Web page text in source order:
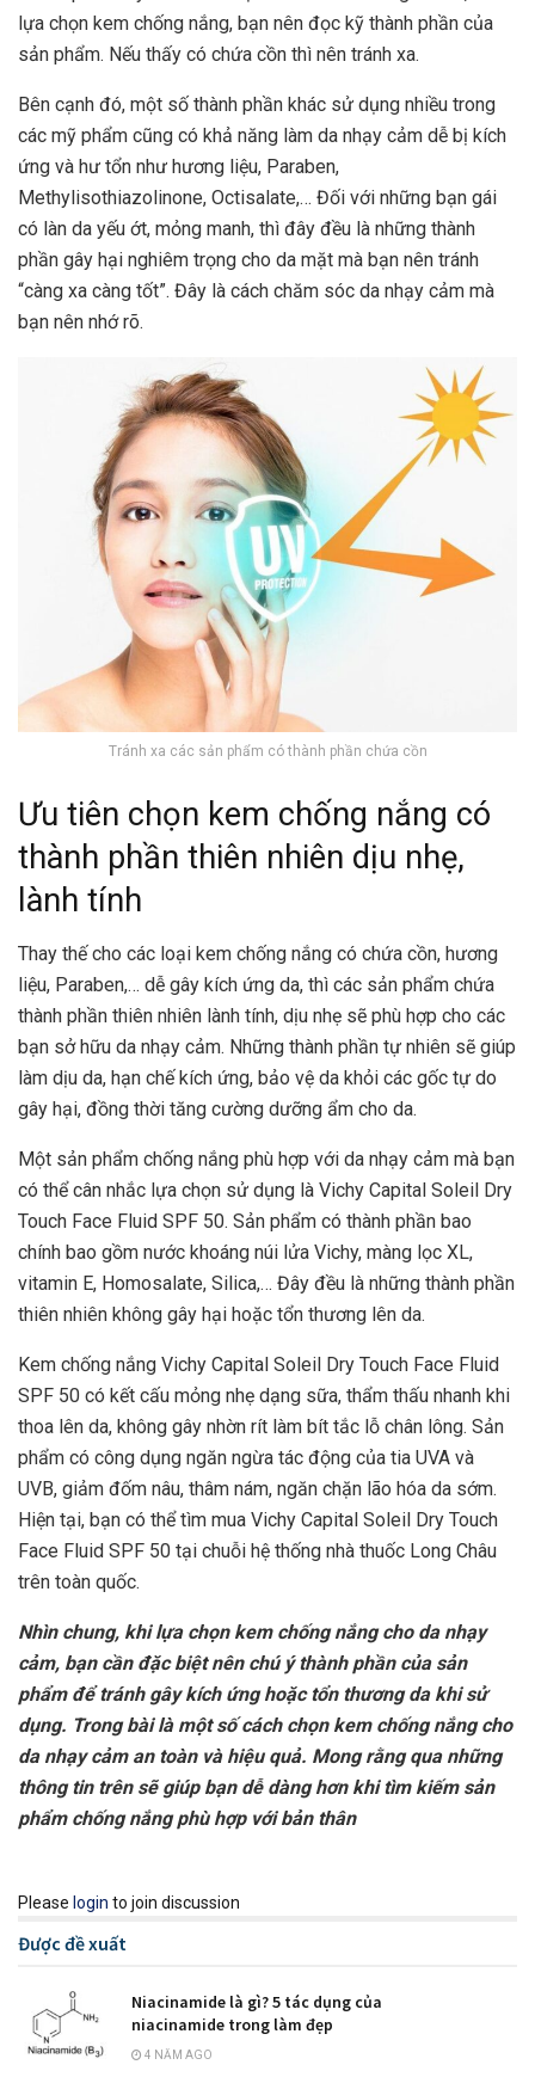
lựa chọn kem chống nắng, bạn nên đọc kỹ thành phần của
sản phẩm. Nếu thấy có chứa cồn thì nên tránh xa.
Bên cạnh đó, một số thành phần khác sử dụng nhiều trong
các mỹ phẩm cũng có khả năng làm da nhạy cảm dễ bị kích
ứng và hư tổn như hương liệu, Paraben,
Methylisothiazolinone, Octisalate,… Đối với những bạn gái
có làn da yếu ớt, mỏng manh, thì đây đều là những thành
phần gây hại nghiêm trọng cho da mặt mà bạn nên tránh
“càng xa càng tốt”. Đây là cách chăm sóc da nhạy cảm mà
bạn nên nhớ rõ.
Tránh xa các sản phẩm có thành phần chứa cồn
Ưu tiên chọn kem chống nắng có
thành phần thiên nhiên dịu nhẹ,
lành tính
Thay thế cho các loại kem chống nắng có chứa cồn, hương
liệu, Paraben,… dễ gây kích ứng da, thì các sản phẩm chứa
thành phần thiên nhiên lành tính, dịu nhẹ sẽ phù hợp cho các
bạn sở hữu da nhạy cảm. Những thành phần tự nhiên sẽ giúp
làm dịu da, hạn chế kích ứng, bảo vệ da khỏi các gốc tự do
gây hại, đồng thời tăng cường dưỡng ẩm cho da.
Một sản phẩm chống nắng phù hợp với da nhạy cảm mà bạn
có thể cân nhắc lựa chọn sử dụng là Vichy Capital Soleil Dry
Touch Face Fluid SPF 50. Sản phẩm có thành phần bao
chính bao gồm nước khoáng núi lửa Vichy, màng lọc XL,
vitamin E, Homosalate, Silica,… Đây đều là những thành phần
thiên nhiên không gây hại hoặc tổn thương lên da.
Kem chống nắng Vichy Capital Soleil Dry Touch Face Fluid
SPF 50 có kết cấu mỏng nhẹ dạng sữa, thẩm thấu nhanh khi
thoa lên da, không gây nhờn rít làm bít tắc lỗ chân lông. Sản
phẩm có công dụng ngăn ngừa tác động của tia UVA và
UVB, giảm đốm nâu, thâm nám, ngăn chặn lão hóa da sớm.
Hiện tại, bạn có thể tìm mua Vichy Capital Soleil Dry Touch
Face Fluid SPF 50 tại chuỗi hệ thống nhà thuốc Long Châu
trên toàn quốc.
Nhìn chung, khi lựa chọn kem chống nắng cho da nhạy
cảm, bạn cần đặc biệt nên chú ý thành phần của sản
phẩm để tránh gây kích ứng hoặc tổn thương da khi sử
dụng. Trong bài là một số cách chọn kem chống nắng cho
da nhạy cảm an toàn và hiệu quả. Mong rằng qua những
thông tin trên sẽ giúp bạn dễ dàng hơn khi tìm kiếm sản
phẩm chống nắng phù hợp với bản thân
Please login to join discussion
Được đề xuất
Niacinamide là gì? 5 tác dụng của
niacinamide trong làm đẹp
4 NĂM AGO